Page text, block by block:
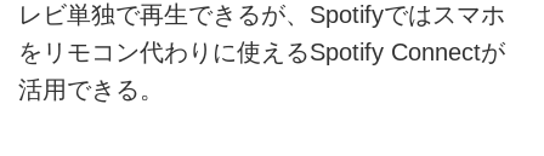
レビ単独で再生できるが、Spotifyではスマホ
をリモコン代わりに使えるSpotify Connectが
活用できる。